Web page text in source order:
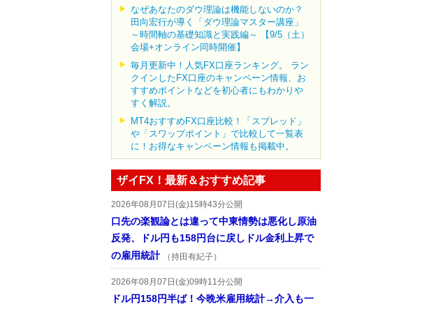
なぜあなたのダウ理論は機能しないのか？
田向宏行が導く「ダウ理論マスター講座」
～時間軸の基礎知識と実践編～ 【9/5（土）
会場+オンライン同時開催】
毎月更新中！人気FX口座ランキング。 ラン
クインしたFX口座のキャンペーン情報、お
すすめポイントなどを初心者にもわかりや
すく解説。
MT4おすすめFX口座比較！「スプレッド」
や「スワップポイント」で比較して一覧表
に！お得なキャンペーン情報も掲載中。
ザイFX！最新＆おすすめ記事
2026年08月07日(金)15時43分公開
口先の楽観論とは違って中東情勢は悪化し原油
反発、ドル円も158円台に戻しドル金利上昇で
の雇用統計
（持田有紀子）
2026年08月07日(金)09時11分公開
ドル円158円半ば！今晩米雇用統計→介入も一